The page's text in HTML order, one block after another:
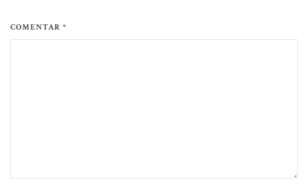
COMENTAR *